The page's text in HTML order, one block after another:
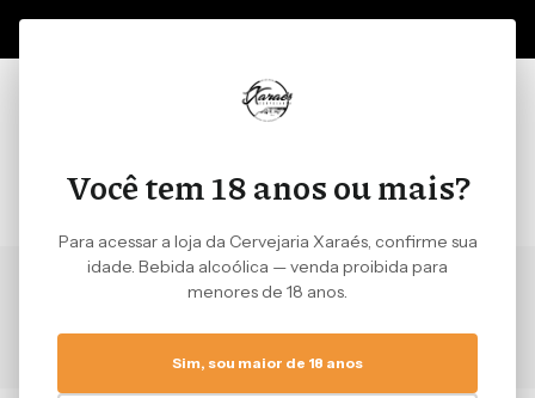
Você tem 18 anos ou mais?
Para acessar a loja da Cervejaria Xaraés, confirme sua
idade. Bebida alcoólica — venda proibida para
menores de 18 anos.
Sim, sou maior de 18 anos
GANHE 10% OFF NA SUA PRIMEIRA COMPRA - CUPOM:
DESTILADOS› breadcrumbs.heresia-sour
CERVEJAS DESTILADOS